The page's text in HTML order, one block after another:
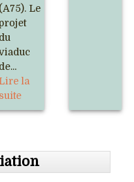
(A75). Le
du
de...
la
suite